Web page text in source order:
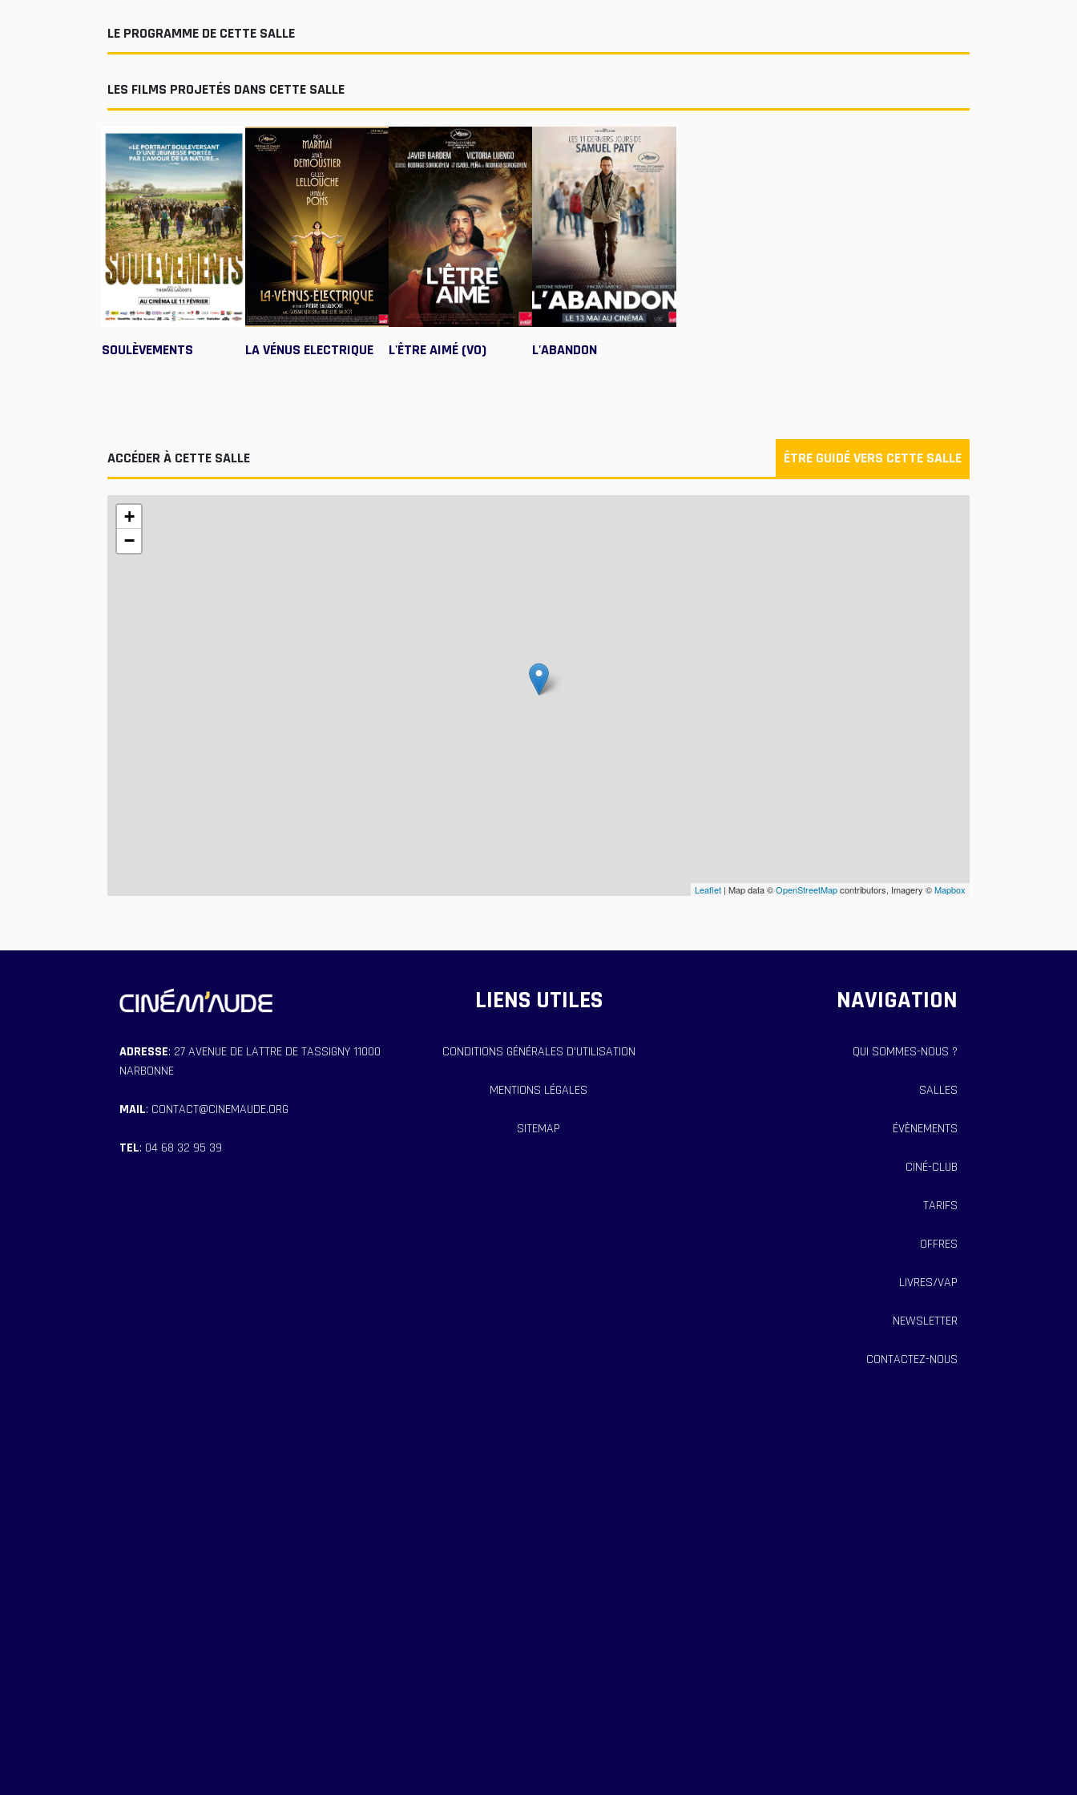
LE PROGRAMME DE CETTE SALLE
LES FILMS PROJETÉS DANS CETTE SALLE
SOULÈVEMENTS LA VÉNUS ELECTRIQUE L'ÊTRE AIMÉ (VO) L'ABANDON
ACCÉDER À CETTE SALLE ÊTRE GUIDÉ VERS CETTE SALLE
+
−
Leaflet| Map data ©OpenStreetMapcontributors, Imagery ©Mapbox
ADRESSE: 27 AVENUE DE LATTRE DE TASSIGNY 11000
NARBONNE
MAIL: CONTACT@CINEMAUDE.ORG
TEL: 04 68 32 95 39
LIENS UTILES
CONDITIONS GÉNÉRALES D'UTILISATION
MENTIONS LÉGALES
SITEMAP
NAVIGATION
QUI SOMMES-NOUS ?
SALLES
ÉVÈNEMENTS
CINÉ-CLUB
TARIFS
OFFRES
LIVRES/VAP
NEWSLETTER
CONTACTEZ-NOUS